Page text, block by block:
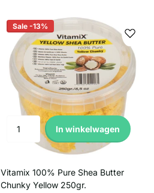
Sale -13%
In winkelwagen
Vitamix 100% Pure Shea Butter
Chunky Yellow 250gr.